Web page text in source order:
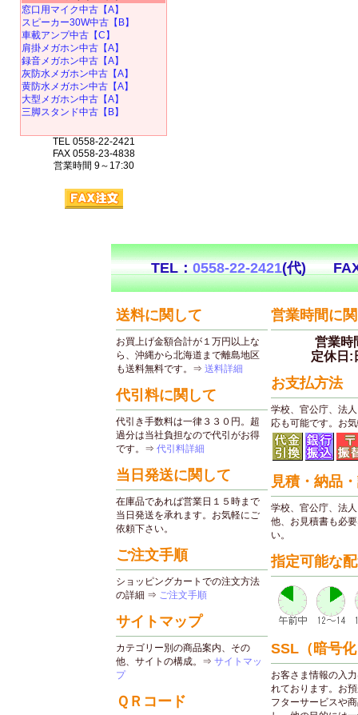
窓口用マイク中古【A】
スピーカー30W中古【B】
車載アンプ中古【C】
肩掛メガホン中古【A】
録音メガホン中古【A】
灰防水メガホン中古【A】
黄防水メガホン中古【A】
大型メガホン中古【A】
三脚スタンド中古【B】
TEL 0558-22-2421
FAX 0558-23-4838
営業時間 9～17:30